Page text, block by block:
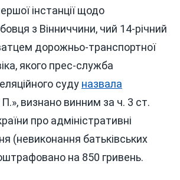
Його
інстанції щодо
з Вінниччини, чий 14-річний
дорожньо-транспортної
якого прес-служба
суду назвала
визнано винним за ч. 3 ст.
про адміністративні
(невиконання батьківських
на 850 гривень.